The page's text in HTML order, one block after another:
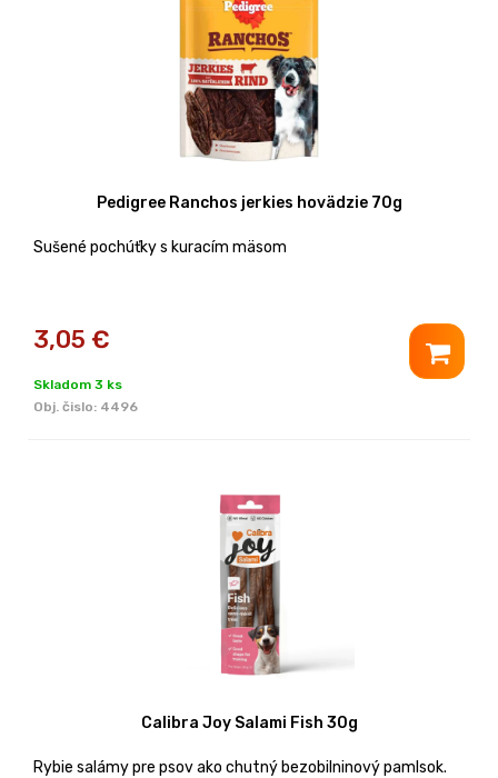
Pedigree Ranchos jerkies hovädzie 70g
Sušené pochúťky s kuracím mäsom
3,05 €
Skladom 3 ks
Obj. čislo: 4496
Calibra Joy Salami Fish 30g
Rybie salámy pre psov ako chutný bezobilninový pamlsok.